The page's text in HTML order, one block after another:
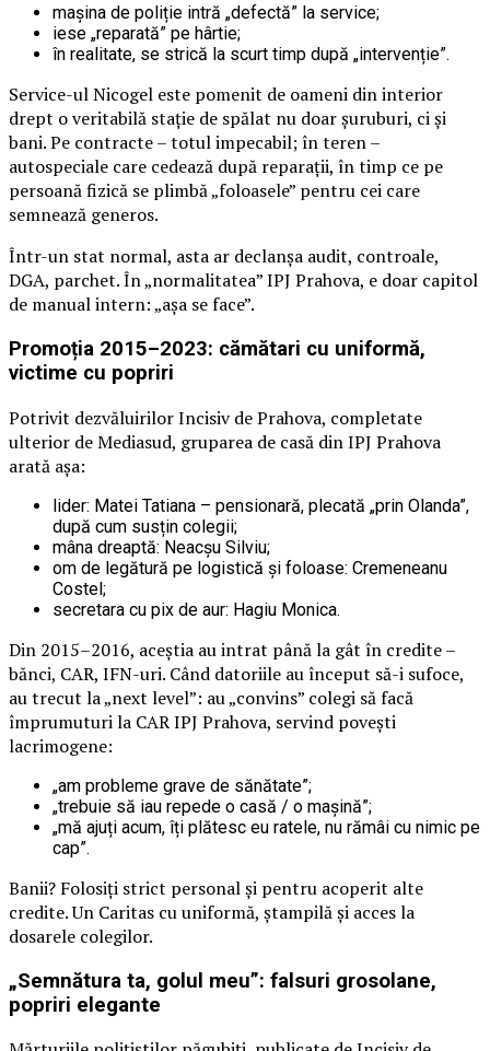
mașina de poliție intră „defectă” la service;
iese „reparată” pe hârtie;
în realitate, se strică la scurt timp după „intervenție”.
Service-ul Nicogel este pomenit de oameni din interior
drept o veritabilă stație de spălat nu doar șuruburi, ci și
bani. Pe contracte – totul impecabil; în teren –
autospeciale care cedează după reparații, în timp ce pe
persoană fizică se plimbă „foloasele” pentru cei care
semnează generos.
Într-un stat normal, asta ar declanșa audit, controale,
DGA, parchet. În „normalitatea” IPJ Prahova, e doar capitol
de manual intern: „așa se face”.
Promoția 2015–2023: cămătari cu uniformă,
victime cu popriri
Potrivit dezvăluirilor Incisiv de Prahova, completate
ulterior de Mediasud, gruparea de casă din IPJ Prahova
arată așa:
lider: Matei Tatiana – pensionară, plecată „prin Olanda”,
după cum susțin colegii;
mâna dreaptă: Neacșu Silviu;
om de legătură pe logistică și foloase: Cremeneanu
Costel;
secretara cu pix de aur: Hagiu Monica.
Din 2015–2016, aceștia au intrat până la gât în credite –
bănci, CAR, IFN-uri. Când datoriile au început să-i sufoce,
au trecut la „next level”: au „convins” colegi să facă
împrumuturi la CAR IPJ Prahova, servind povești
lacrimogene:
„am probleme grave de sănătate”;
„trebuie să iau repede o casă / o mașină”;
„mă ajuți acum, îți plătesc eu ratele, nu rămâi cu nimic pe
cap”.
Banii? Folosiți strict personal și pentru acoperit alte
credite. Un Caritas cu uniformă, ștampilă și acces la
dosarele colegilor.
„Semnătura ta, golul meu”: falsuri grosolane,
popriri elegante